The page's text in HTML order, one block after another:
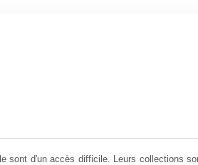
sont d'un accès difficile. Leurs collections